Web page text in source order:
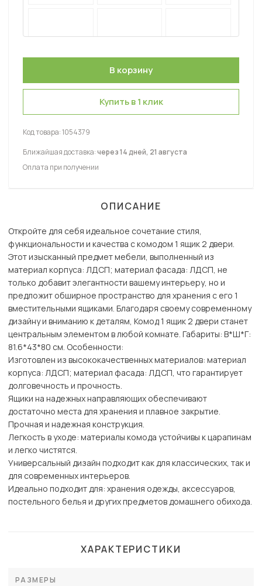
Купить в 1 клик
Код товара:1054379
Ближайшая доставка:через 14 дней, 21 августа
Оплата при получении
ОПИСАНИЕ
Откройте для себя идеальное сочетание стиля,
функциональности и качества с комодом 1 ящик 2 двери.
Этот изысканный предмет мебели, выполненный из
материал корпуса: ЛДСП; материал фасада: ЛДСП, не
только добавит элегантности вашему интерьеру, но и
предложит обширное пространство для хранения с его 1
вместительными ящиками. Благодаря своему современному
дизайну и вниманию к деталям, Комод 1 ящик 2 двери станет
центральным элементом в любой комнате. Габариты: В*Ш*Г:
81.6*43*80 см. Особенности:
Изготовлен из высококачественных материалов: материал
корпуса: ЛДСП; материал фасада: ЛДСП, что гарантирует
долговечность и прочность.
Ящики на надежных направляющих обеспечивают
достаточно места для хранения и плавное закрытие.
Прочная и надежная конструкция.
Легкость в уходе: материалы комода устойчивы к царапинам
и легко чистятся.
Универсальный дизайн подходит как для классических, так и
для современных интерьеров.
Идеально подходит для: хранения одежды, аксессуаров,
постельного белья и других предметов домашнего обихода.
ХАРАКТЕРИСТИКИ
РАЗМЕРЫ